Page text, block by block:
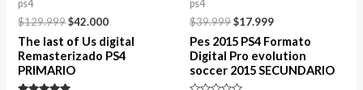
ps4
$129.999$42.000
The last of Us digital
Remasterizado PS4
PRIMARIO
ps4
$39.999$17.999
Pes 2015 PS4 Formato
Digital Pro evolution
soccer 2015 SECUNDARIO